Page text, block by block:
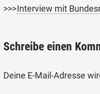
>>>Interview mit
Schreibe einen
Deine E-Mail-Adresse